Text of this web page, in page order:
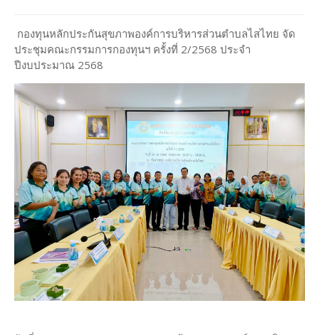
กองทุนหลักประกันสุขภาพองค์การบริหารส่วนตำบลไสไทย จัด
ประชุมคณะกรรมการกองทุนฯ ครั้งที่ 2/2568 ประจำ
ปีงบประมาณ 2568